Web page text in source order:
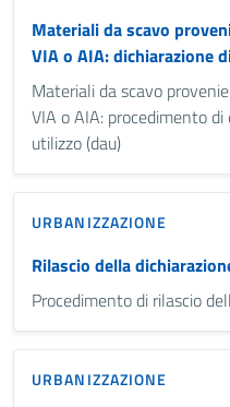
Materiali da scavo
VIA o AIA: dichiarazione
Materiali da scavo
VIA o AIA: procedimento
utilizzo (dau)
URBANIZZAZIONE
Rilascio della
Procedimento di rilascio
URBANIZZAZIONE